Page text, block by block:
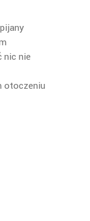
nic nie
otoczeniu